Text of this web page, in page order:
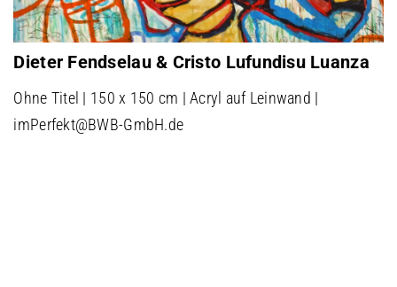
Dieter Fendselau & Cristo Lufundisu Luanza
Ohne Titel | 150 x 150 cm | Acryl auf Leinwand |
imPerfekt@BWB-GmbH.de